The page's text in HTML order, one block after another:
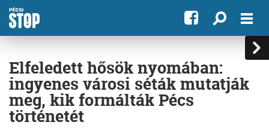
Elfeledett hősök nyomában:
ingyenes városi séták mutatják
meg, kik formálták Pécs
történetét